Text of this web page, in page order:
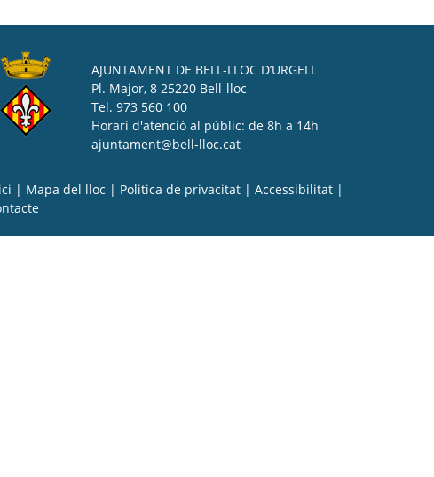
AJUNTAMENT DE BELL-LLOC D’URGELL
Pl. Major, 8 25220 Bell-lloc
Tel. 973 560 100
Horari d'atenció al públic: de 8h a 14h
ajuntament@bell-lloc.cat
| Mapa del lloc | Politica de privacitat | Accessibilitat |